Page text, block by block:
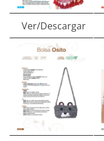
Ver/Descargar